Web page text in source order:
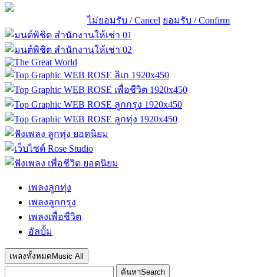
ไม่ยอมรับ / Cancel ยอมรับ / Confirm
เพลงลูกทุ่ง
เพลงลูกกรุง
เพลงเพื่อชีวิต
อัลบั้ม
เพลงทั้งหมด Music All
ค้นหาSearch